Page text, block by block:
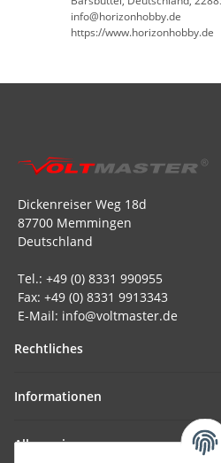
info@horizonhobby.de
https://www.horizonhobby.de
Dickenreiser Weg 18d
87700 Memmingen
Deutschland
Tel.: +49 (0) 8331 990955
Fax: +49 (0) 8331 9913343
E-Mail: info@voltmaster.de
Rechtliches
Informationen
Allgemein